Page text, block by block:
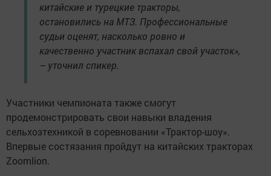
китайские и турецкие тракторы,
остановились на МТЗ. Профессиональные
судьи оценят, насколько ровно и
качественно участник вспахал свой участок»,
– уточнил спикер.
Участники чемпионата также смогут
продемонстрировать свои навыки владения
сельхозтехникой в соревновании «Трактор-шоу».
Впервые состязания пройдут на китайских тракторах
Zoomlion.